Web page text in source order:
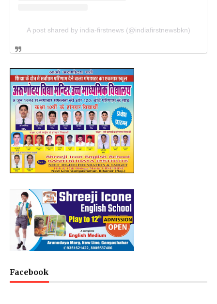
A post shared by india-firstnews (@indiafirstnewsbkn)
Facebook